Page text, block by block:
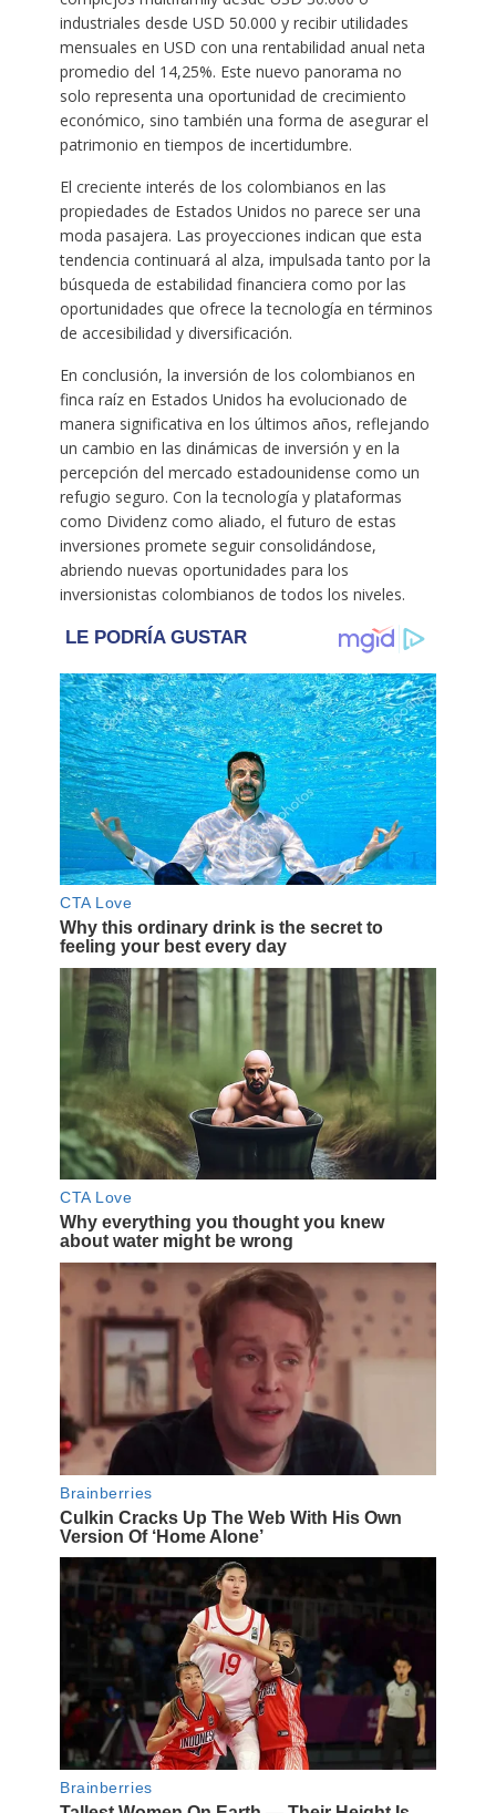
industriales desde USD 50.000 y recibir utilidades
mensuales en USD con una rentabilidad anual neta
promedio del 14,25%. Este nuevo panorama no
solo representa una oportunidad de crecimiento
económico, sino también una forma de asegurar el
patrimonio en tiempos de incertidumbre.
El creciente interés de los colombianos en las
propiedades de Estados Unidos no parece ser una
moda pasajera. Las proyecciones indican que esta
tendencia continuará al alza, impulsada tanto por la
búsqueda de estabilidad financiera como por las
oportunidades que ofrece la tecnología en términos
de accesibilidad y diversificación.
En conclusión, la inversión de los colombianos en
finca raíz en Estados Unidos ha evolucionado de
manera significativa en los últimos años, reflejando
un cambio en las dinámicas de inversión y en la
percepción del mercado estadounidense como un
refugio seguro. Con la tecnología y plataformas
como Dividenz como aliado, el futuro de estas
inversiones promete seguir consolidándose,
abriendo nuevas oportunidades para los
inversionistas colombianos de todos los niveles.